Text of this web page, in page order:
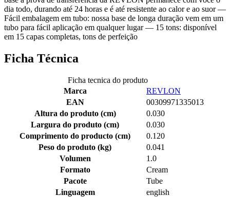
dia todo, durando até 24 horas e é até resistente ao calor e ao suor —
Fácil embalagem em tubo: nossa base de longa duração vem em um
tubo para fácil aplicação em qualquer lugar — 15 tons: disponível
em 15 capas completas, tons de perfeição
Ficha Técnica
Ficha tecnica do produto
Marca
REVLON
EAN
00309971335013
Altura do produto (cm)
0.030
Largura do produto (cm)
0.030
Comprimento do producto (cm)
0.120
Peso do produto (kg)
0.041
Volumen
1.0
Formato
Cream
Pacote
Tube
Linguagem
english